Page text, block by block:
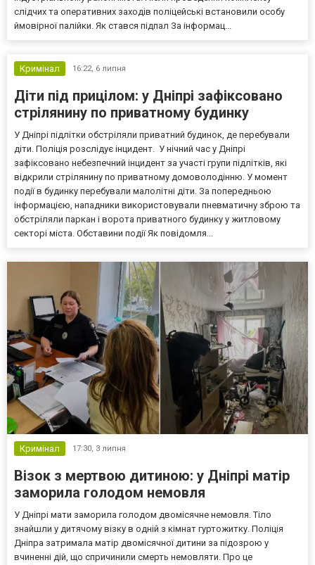
слідчих та оперативних заходів поліцейські встановили особу
ймовірної палійки. Як стався підпал За інформац...
Кримінал 16:22, 6 липня
Діти під прицілом: у Дніпрі зафіксовано
стрілянину по приватному будинку
У Дніпрі підлітки обстріляли приватний будинок, де перебували
діти. Поліція розслідує інцидент. У нічний час у Дніпрі
зафіксовано небезпечний інцидент за участі групи підлітків, які
відкрили стрілянину по приватному домоволодінню. У момент
події в будинку перебували малолітні діти. За попередньою
інформацією, нападники використовували пневматичну зброю та
обстріляли паркан і ворота приватного будинку у житловому
секторі міста. Обставини події Як повідомля...
Кримінал 17:30, 3 липня
Візок з мертвою дитиною: у Дніпрі матір
заморила голодом немовля
У Дніпрі мати заморила голодом двомісячне немовля. Тіло
знайшли у дитячому візку в одній з кімнат гуртожитку. Поліція
Дніпра затримала матір двомісячної дитини за підозрою у
вчиненні дій, що спричинили смерть немовляти. Про це